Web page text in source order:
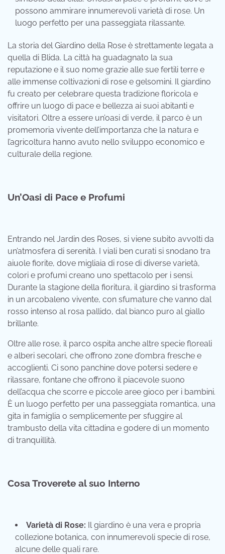
possono ammirare innumerevoli varietà di rose. Un
luogo perfetto per una passeggiata rilassante.
La storia del Giardino della Rose è strettamente legata a
quella di Blida. La città ha guadagnato la sua
reputazione e il suo nome grazie alle sue fertili terre e
alle immense coltivazioni di rose e gelsomini. Il giardino
fu creato per celebrare questa tradizione floricola e
offrire un luogo di pace e bellezza ai suoi abitanti e
visitatori. Oltre a essere un’oasi di verde, il parco è un
promemoria vivente dell’importanza che la natura e
l’agricoltura hanno avuto nello sviluppo economico e
culturale della regione.
Un’Oasi di Pace e Profumi
Entrando nel Jardin des Roses, si viene subito avvolti da
un’atmosfera di serenità. I viali ben curati si snodano tra
aiuole fiorite, dove migliaia di rose di diverse varietà,
colori e profumi creano uno spettacolo per i sensi.
Durante la stagione della fioritura, il giardino si trasforma
in un arcobaleno vivente, con sfumature che vanno dal
rosso intenso al rosa pallido, dal bianco puro al giallo
brillante.
Oltre alle rose, il parco ospita anche altre specie floreali
e alberi secolari, che offrono zone d’ombra fresche e
accoglienti. Ci sono panchine dove potersi sedere e
rilassare, fontane che offrono il piacevole suono
dell’acqua che scorre e piccole aree gioco per i bambini.
È un luogo perfetto per una passeggiata romantica, una
gita in famiglia o semplicemente per sfuggire al
trambusto della vita cittadina e godere di un momento
di tranquillità.
Cosa Troverete al suo Interno
Varietà di Rose: Il giardino è una vera e propria
collezione botanica, con innumerevoli specie di rose,
alcune delle quali rare.